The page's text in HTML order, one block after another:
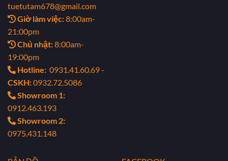
tuetutam678@gmail.com
Giờ làm việc:8:00am-
21:00pm
Chủ nhật:8:00am-
19:00pm
Hotline: 0931.41.60.69 -
CSKH:0932.72.5086
Showroom 1:
0912.463.193
Showroom 2:
0975.431.148